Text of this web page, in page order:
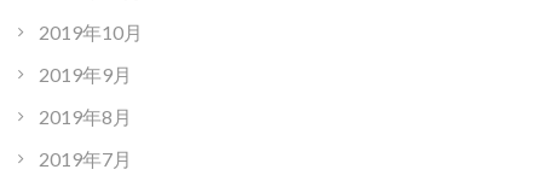
2019年10月
2019年9月
2019年8月
2019年7月